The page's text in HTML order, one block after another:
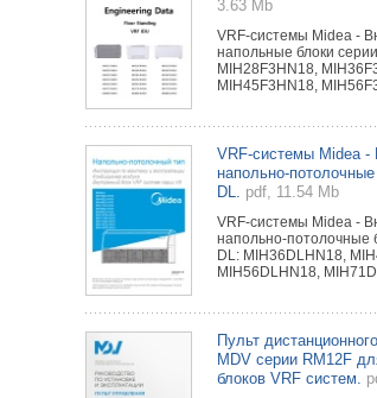
3.63 Mb
VRF-системы Midea -
напольные блоки
MIH28F3HN18,
MIH45F3HN18,
VRF-системы Midea -
напольно-
DL.
pdf, 11.54 Mb
VRF-системы Midea -
напольно-потолочные
DL: MIH36DLHN18,
MIH56DLHN18,
Пульт
MDV серии RM12F
блоков VRF систем.